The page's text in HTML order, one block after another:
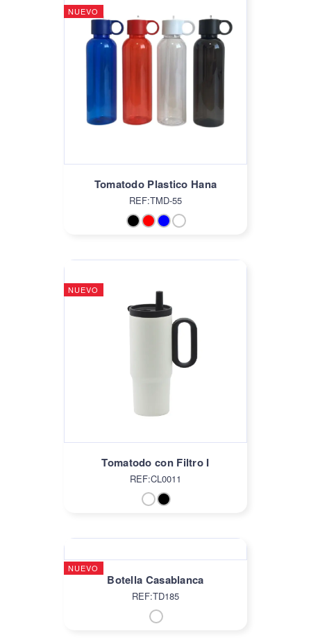
NUEVO
Tomatodo Plastico Hana
REF:TMD-55
NUEVO
Tomatodo con Filtro I
REF:CL0011
NUEVO
Botella Casablanca
REF:TD185